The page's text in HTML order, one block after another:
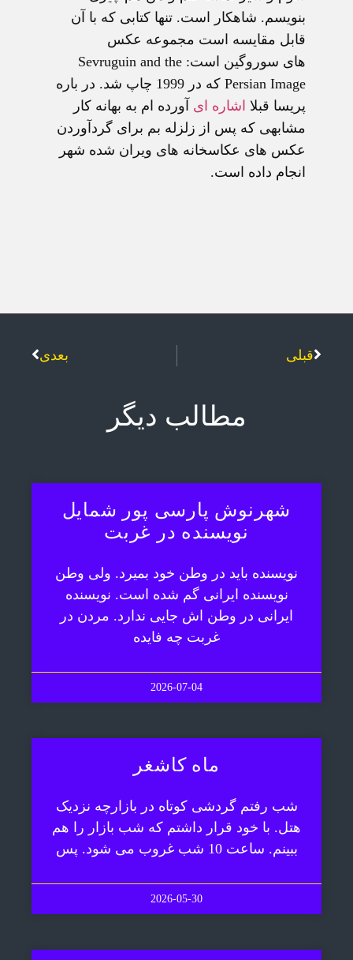
بنويسم. شاهکار است. تنها کتابی که با آن
قابل مقايسه است مجموعه عکس
های سوروگين است: Sevruguin and the
Persian Image که در 1999 چاپ شد. در باره
پريسا قبلا اشاره ای آورده ام به بهانه کار
مشابهی که پس از زلزله بم برای گردآوردن
عکس های عکاسخانه های ويران شده شهر
انجام داده است.
قبلی بعدی
مطالب دیگر
شهرنوش پارسی پور شمایل
نویسنده در غربت
نویسنده باید در وطن خود بمیرد. ولی وطن
نویسنده ایرانی گم شده است. نویسنده
ایرانی در وطن اش جایی ندارد. مردن در
غربت چه فایده
2026-07-04
ماه کاشغر
شب رفتم گردشی کوتاه در بازارچه نزدیک
هتل. با خود قرار داشتم که شب بازار را هم
ببینم. ساعت 10 شب غروب می شود. پس
2026-05-30